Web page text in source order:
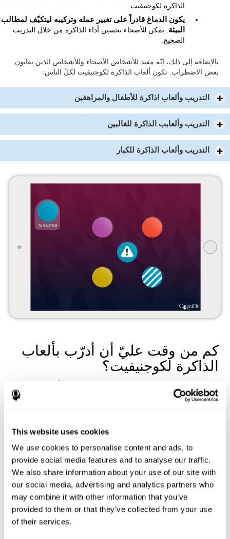
This website uses cookies
We use cookies to personalise content and ads, to
provide social media features and to analyse our traffic.
We also share information about your use of our site with
our social media, advertising and analytics partners who
may combine it with other information that you’ve
provided to them or that they’ve collected from your use
of their services.
الذاكرة لكوجنيفيت.
يكون الدماغ قادراً على تغيير عمله وتركيبه ليتكيّف لمطالب
البيئة . يمكن للأصحاء تحسين أداء الذاكرة من خلال التدريب
الصحيح.
بالإضافة إلى ذلك، إنّه مفيد للأشخاص الأصحاء وللأشخاص الذين يعانون
بعض الاضطراب. تكون ألعاب الذاكرة لكوجنيفيت لكلّ الناس:
التدريب وألعاب اذاكرة للأطفال والمراهقين
التدريب وألعابب الذاكرة للغالبين
التدريب وألعاب الذاكرة للكبار
كم من وقت عليّ أن أدرّب بألعاب
الذاكرة لكوجنيفيت؟
ننصحك أن تدرّب
الدماغي ومهمة التقييم المعرفي تلقائيا. هكذا نستطيع أن ندرّب
ألعاب الذاكرة: ما هي التمارين
لتدريب الذاكرة لكوجنيفيت؟
يتألف تدريب الذاكرة لكوجنيفيت من ألعاب مختلفة على الإنترنت.
يرتكز بعضها على مطالب كثيرة من جهاز الذاكرة، ويرتكز الألعاب